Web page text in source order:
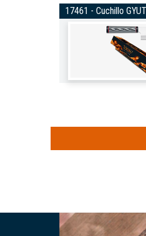
17461 - Cuchillo